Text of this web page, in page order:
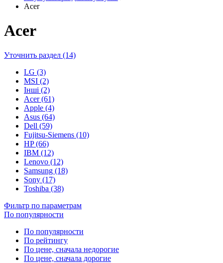
Acer
Acer
Уточнить раздел (14)
LG (3)
MSI (2)
Інші (2)
Acer (61)
Apple (4)
Asus (64)
Dell (59)
Fujitsu-Siemens (10)
HP (66)
IBM (12)
Lenovo (12)
Samsung (18)
Sony (17)
Toshiba (38)
Фильтр по параметрам
По популярности
По популярности
По рейтингу
По цене, сначала недорогие
По цене, сначала дорогие